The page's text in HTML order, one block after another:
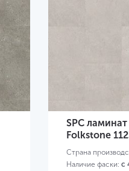
SPC
Folkstone
Страна
Наличие фаски: с